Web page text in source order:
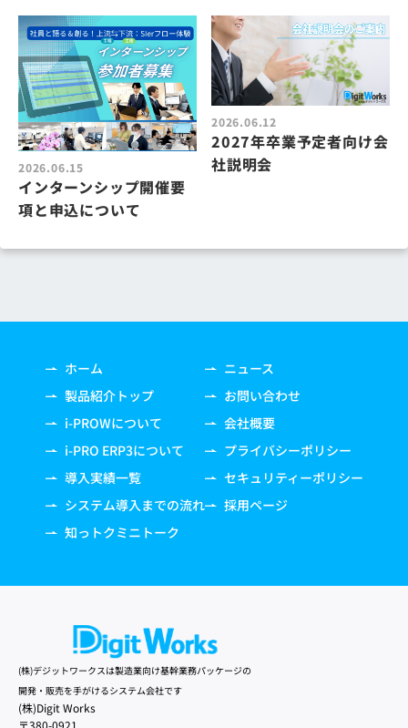
2026.06.15
インターンシップ開催要
項と申込について
2026.06.12
2027年卒業予定者向け会
社説明会
ホーム
製品紹介トップ
i-PROWについて
i-PRO ERP3について
導入実績一覧
システム導入までの流れ
知っトクミニトーク
ニュース
お問い合わせ
会社概要
プライバシーポリシー
セキュリティーポリシー
採用ページ
(株)デジットワークスは製造業向け基幹業務パッケージの
開発・販売を手がけるシステム会社です
(株)Digit Works
〒380-0921